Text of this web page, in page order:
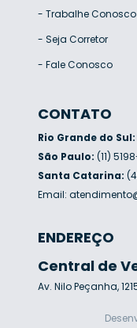
- Trabalhe Conosco
- Seja Corretor
- Fale Conosco
CONTATO
Rio Grande do Sul:
São Paulo: (11)
Santa Catarina:
Email:
ENDEREÇO
Central de
Av. Nilo Peçanha,